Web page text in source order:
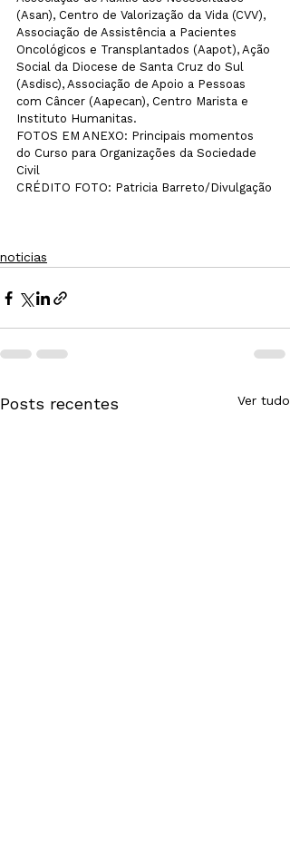
(Asan), Centro de Valorização da Vida (CVV),
Associação de Assistência a Pacientes
Oncológicos e Transplantados (Aapot), Ação
Social da Diocese de Santa Cruz do Sul
(Asdisc), Associação de Apoio a Pessoas
com Câncer (Aapecan), Centro Marista e
Instituto Humanitas.
FOTOS EM ANEXO: Principais momentos
do Curso para Organizações da Sociedade
Civil
CRÉDITO FOTO: Patricia Barreto/Divulgação
noticias
Posts recentes Ver tudo